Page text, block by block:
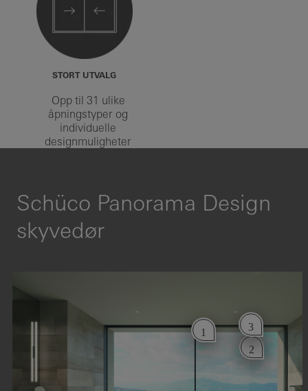
STORT UTVALG
Opp til 31 ulike
åpningstyper og
individuelle
designmuligheter
Schüco Panorama Design
skyvedør
1
2
3